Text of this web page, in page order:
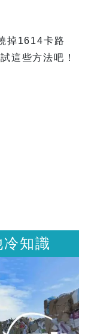
掉1614卡路
這些方法吧！